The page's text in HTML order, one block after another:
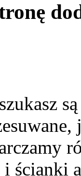
ścianki